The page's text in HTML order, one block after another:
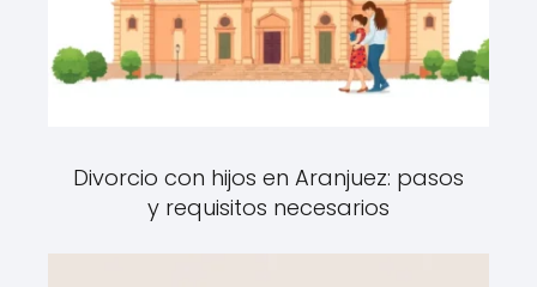
Divorcio con hijos en Aranjuez: pasos
y requisitos necesarios